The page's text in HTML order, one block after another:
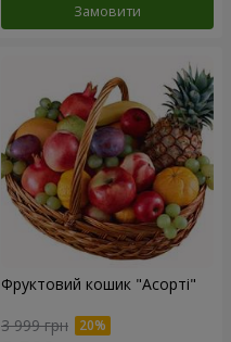
Замовити
Фруктовий кошик "Асорті"
3 999 грн